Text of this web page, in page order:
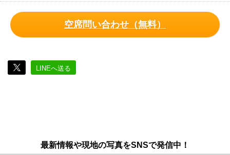
空席問い合わせ（無料）
LINEへ送る
最新情報や現地の写真をSNSで発信中！